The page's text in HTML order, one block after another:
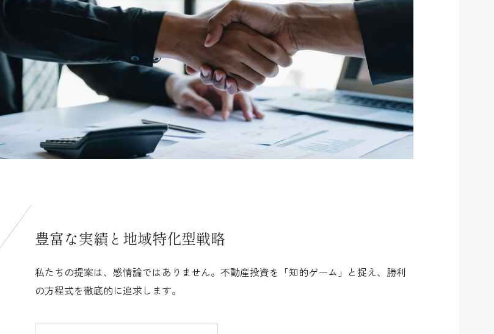
豊富な実績と 地域特化型戦略
私たちの提案は、感情論ではありません。不動産投資を「知的ゲーム」と捉え、勝利
の方程式を徹底的に追求します。